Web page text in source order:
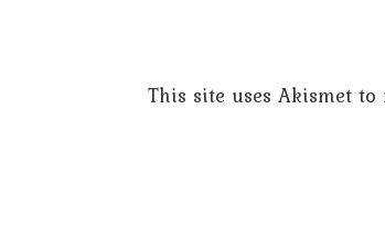
This site uses Akismet